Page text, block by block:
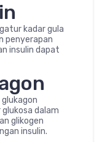
kadar gula
penyerapan
insulin dapat
dalam
glikogen
insulin.